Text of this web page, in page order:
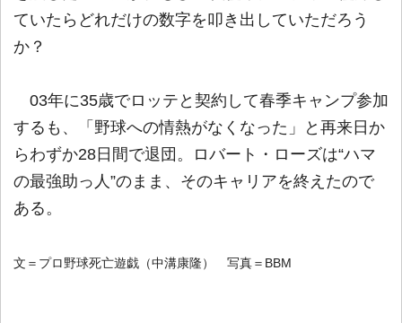
ていたらどれだけの数字を叩き出していただろう
か？
03年に35歳でロッテと契約して春季キャンプ参加
するも、「野球への情熱がなくなった」と再来日か
らわずか28日間で退団。ロバート・ローズは“ハマ
の最強助っ人”のまま、そのキャリアを終えたので
ある。
文＝プロ野球死亡遊戯（中溝康隆） 写真＝BBM